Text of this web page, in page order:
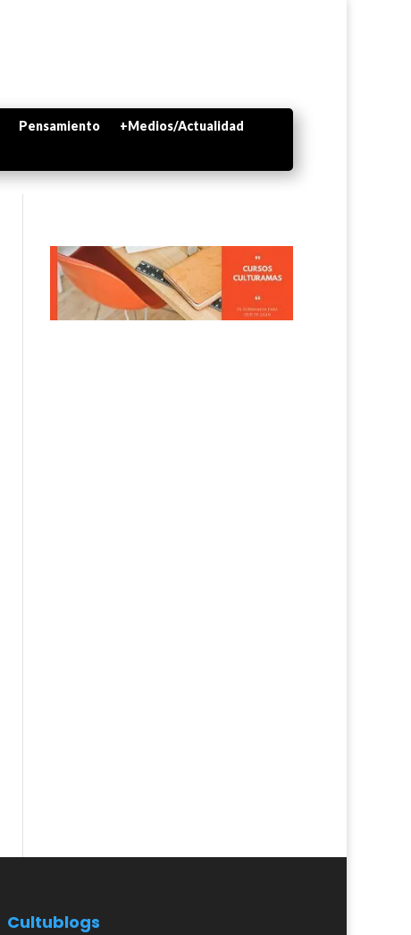
Pensamiento
+Medios/Actualidad
Cultublogs